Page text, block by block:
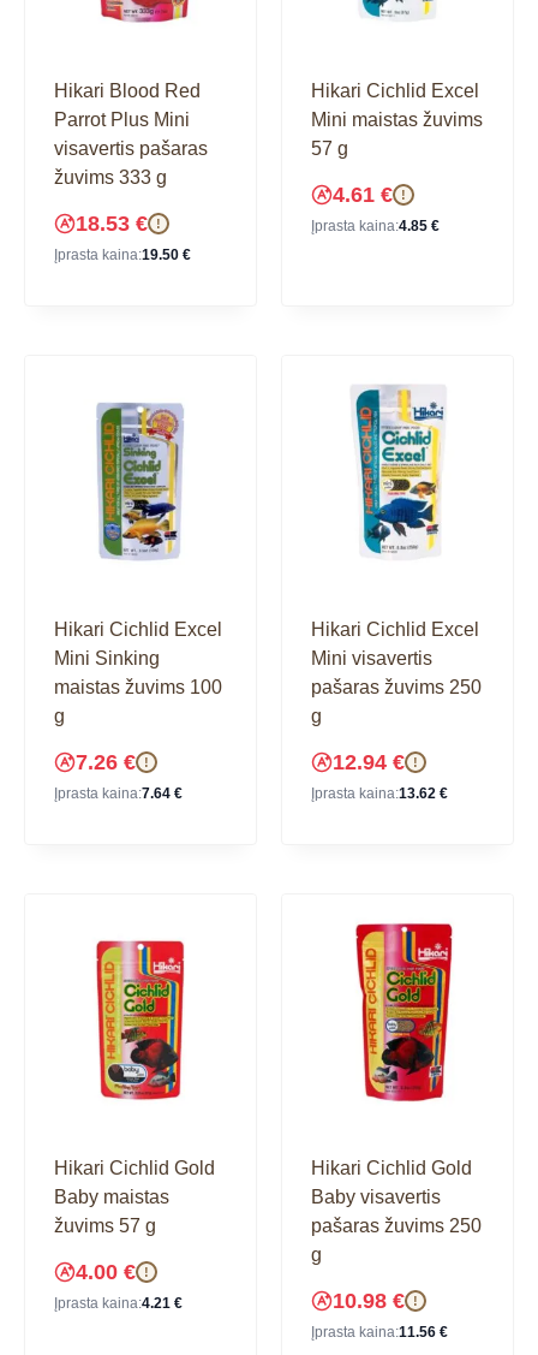
Hikari Blood Red
Parrot Plus Mini
visavertis pašaras
žuvims 333 g
18.53 € !
Įprasta kaina:19.50 €
Hikari Cichlid Excel
Mini maistas žuvims
57 g
4.61 € !
Įprasta kaina:4.85 €
Hikari Cichlid Excel
Mini Sinking
maistas žuvims 100
g
7.26 € !
Įprasta kaina:7.64 €
Hikari Cichlid Excel
Mini visavertis
pašaras žuvims 250
g
12.94 € !
Įprasta kaina:13.62 €
Hikari Cichlid Gold
Baby maistas
žuvims 57 g
4.00 € !
Įprasta kaina:4.21 €
Hikari Cichlid Gold
Baby visavertis
pašaras žuvims 250
g
10.98 € !
Įprasta kaina:11.56 €